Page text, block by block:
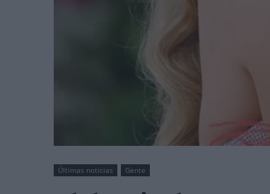
Últimas noticias Gente